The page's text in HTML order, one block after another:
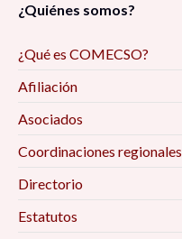
¿Quiénes somos?
¿Qué es COMECSO?
Afiliación
Asociados
Coordinaciones regionales
Directorio
Estatutos